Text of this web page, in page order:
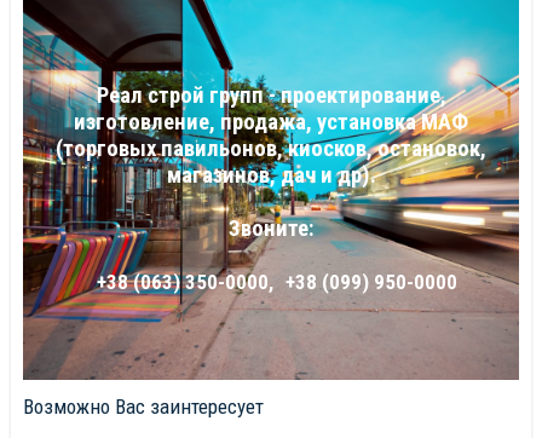
Реал строй групп - проектирование,
изготовление, продажа, установка МАФ
(торговых павильонов, киосков, остановок,
магазинов, дач и др).
Звоните:
+38 (063) 350-0000, +38 (099) 950-0000
Возможно Вас заинтересует